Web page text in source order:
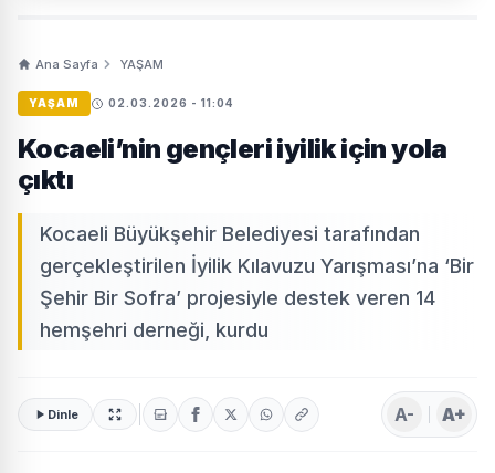
Ana Sayfa YAŞAM
YAŞAM 02.03.2026 - 11:04
Kocaeli’nin gençleri iyilik için yola
çıktı
Kocaeli Büyükşehir Belediyesi tarafından
gerçekleştirilen İyilik Kılavuzu Yarışması’na ‘Bir
Şehir Bir Sofra’ projesiyle destek veren 14
hemşehri derneği, kurdu
Dinle A- A+